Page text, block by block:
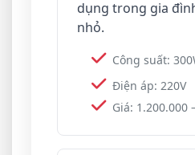
dụng trong gia
nhỏ.
Công suất:
Điện áp: 220V
Giá: 1.200.000